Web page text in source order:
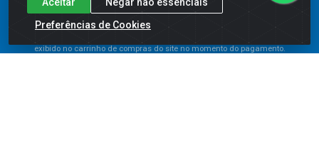
Preferências de Cookies
Preços, promoções, condições de pagamento e frete são válidos
para compras realizadas exclusivamente pelo site. Caso haja
exibido no carrinho de compras do site no momento do pagamento.